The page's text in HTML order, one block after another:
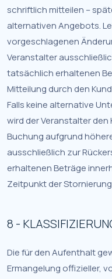
schriftlich mitteilen –
alternativen Angebots.
vorgeschlagenen
Veranstalter
tatsächlich erhaltenen
Mitteilung durch den
Falls keine alternative
wird der Veranstalter
Buchung aufgrund
ausschließlich zur
erhaltenen Beträge
Zeitpunkt der
8 -
Die für den Aufenthalt
Ermangelung offizieller,